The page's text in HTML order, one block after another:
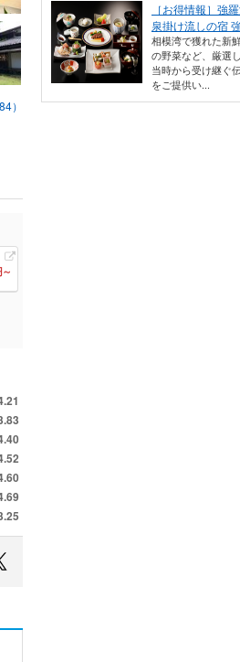
）
［お得情報］強
泉掛け流しの宿
相模湾で獲れた新
の野菜など、厳選
当時から受け継ぐ
をご提供い...